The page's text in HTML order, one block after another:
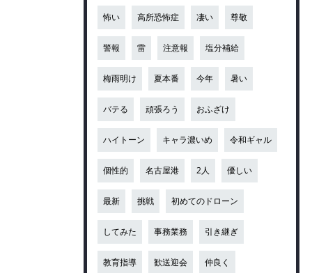
怖い 高所恐怖症 凄い 尊敬
警報 雷 注意報 塩分補給
梅雨明け 夏本番 今年 暑い
バテる 頑張ろう おふざけ
ハイトーン キャラ濃いめ 令和ギャル
個性的 名古屋港 2人 優しい
最新 挑戦 初めてのドローン
してみた 事務業務 引き継ぎ
教育指導 歓送迎会 仲良く